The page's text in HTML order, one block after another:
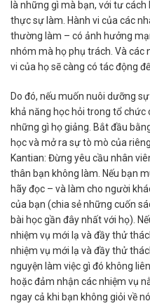
là những gì mà bạn, với tư
thực sự làm. Hành vi của các
thường làm – có ảnh hưởng
nhóm mà họ phụ trách. Và các
vi của họ sẽ càng có tác động
Do đó, nếu muốn nuôi dưỡng
khả năng học hỏi trong tổ
những gì họ giảng. Bắt đầu
học và mở ra sự tò mò của
Kantian: Đừng yêu cầu nhân
thân bạn không làm. Nếu bạn
hãy đọc – và làm cho người
của bạn (chia sẻ những cuốn
bài học gần đây nhất với họ).
nhiệm vụ mới lạ và đầy thử
nhiệm vụ mới lạ và đầy thử
nguyện làm việc gì đó không
hoặc đảm nhận các nhiệm vụ
ngay cả khi bạn không giỏi về